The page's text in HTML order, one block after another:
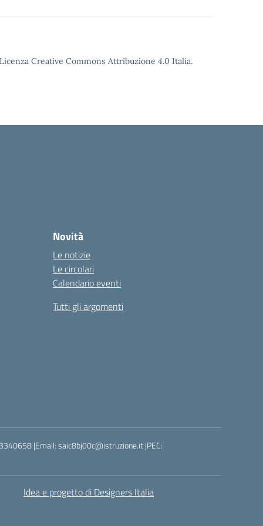
Creative Commons Attribuzione 4.0 Italia.
Novità
Le notizie
Le circolari
Calendario eventi
Tutti gli argomenti
|Email: saic8bj00c@istruzione.it |PEC:
Idea e progetto di Designers Italia